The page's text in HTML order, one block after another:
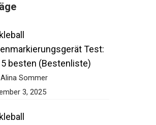
Test:
5 besten (Bestenliste)
Sommer
3, 2025